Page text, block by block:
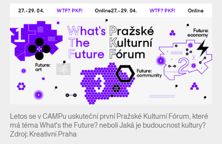
Letos se v CAMPu uskuteční první Pražské Kulturní Fórum, které
má téma What's the Future? neboli Jaká je budoucnost kultury?
Zdroj: Kreativní Praha